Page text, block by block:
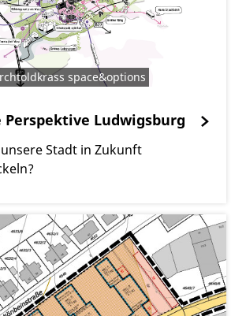
space&options
Perspektive Ludwigsburg
Stadt in Zukunft